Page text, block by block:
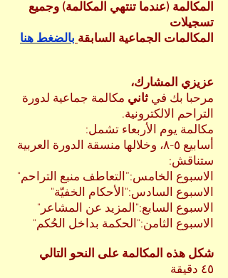
المكالمة (عندما تنتهي المكالمة) وجميع
تسجيلات
المكالمات الجماعية السابقة بالضغط هنا
عزيزي المشارك،
مرحبا بك في ثاني مكالمة جماعية لدورة
التراحم الالكترونية.
مكالمة يوم الأربعاء تشمل:
أسابيع ٥-٨، وخلالها منسقة الدورة العربية
ستناقش:
الاسبوع الخامس:”التعاطف منبع التراحم"
الاسبوع السادس:"الأحكام الخفيّة"
الاسبوع السابع:"المزيد عن المشاعر"
الاسبوع الثامن:"الحكمة بداخل الحُكم"
شكل هذه المكالمة على النحو التالي
٤٥ دقيقة